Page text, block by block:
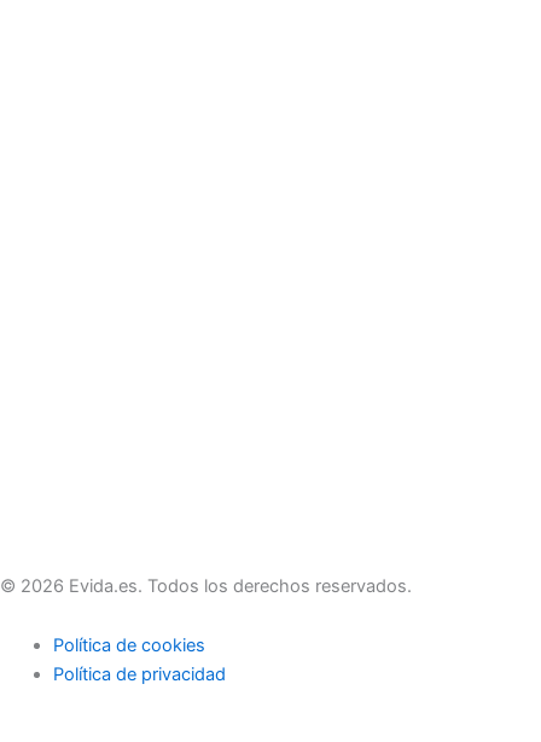
© 2026 Evida.es. Todos los derechos reservados.
Política de cookies
Política de privacidad